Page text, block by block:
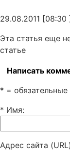
29.08.2011 [08:30 ]
Эта статья еще
статье
Написать
* =
* Имя:
Адрес сайта (URL)